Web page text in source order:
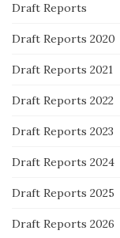
Draft Reports
Draft Reports 2020
Draft Reports 2021
Draft Reports 2022
Draft Reports 2023
Draft Reports 2024
Draft Reports 2025
Draft Reports 2026